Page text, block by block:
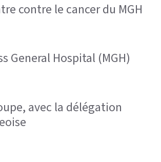
contre le cancer du MGH
General Hospital (MGH)
avec la délégation